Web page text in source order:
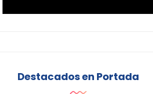
Destacados en Portada